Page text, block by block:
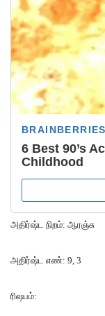
அதிர்ஷ்ட நிறம்: ஆரஞ்சு
அதிர்ஷ்ட எண்: 9, 3
ரிஷபம்: